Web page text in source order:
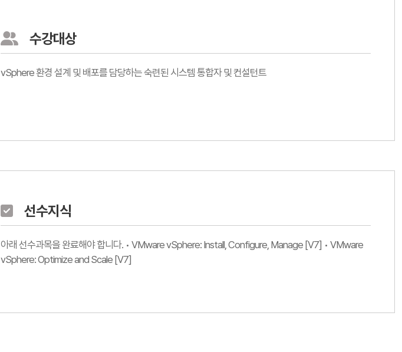
수강대상
vSphere 환경 설계 및 배포를 담당하는 숙련된 시스템 통합자 및 컨설턴트
선수지식
아래 선수과목을 완료해야 합니다. • VMware vSphere: Install, Configure, Manage [V7] • VMware
vSphere: Optimize and Scale [V7]